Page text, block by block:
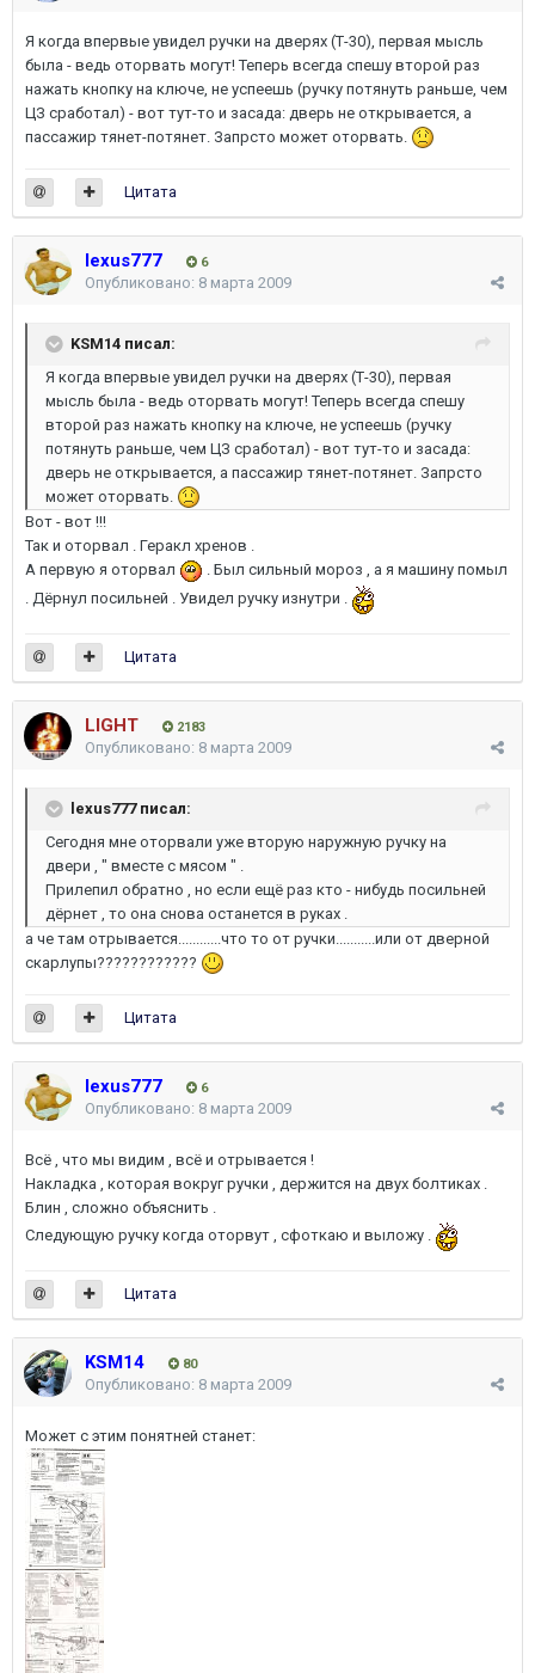
Я когда впервые увидел ручки на дверях (Т-30), первая мысль
была - ведь оторвать могут! Теперь всегда спешу второй раз
нажать кнопку на ключе, не успеешь (ручку потянуть раньше, чем
ЦЗ сработал) - вот тут-то и засада: дверь не открывается, а
пассажир тянет-потянет. Запрсто может оторвать.
Цитата
lexus777 6
Опубликовано: 8 марта 2009
KSM14 писал:
Я когда впервые увидел ручки на дверях (Т-30), первая
мысль была - ведь оторвать могут! Теперь всегда спешу
второй раз нажать кнопку на ключе, не успеешь (ручку
потянуть раньше, чем ЦЗ сработал) - вот тут-то и засада:
дверь не открывается, а пассажир тянет-потянет. Запрсто
может оторвать.
Вот - вот !!!
Так и оторвал . Геракл хренов .
А первую я оторвал
. Был сильный мороз , а я машину помыл
. Дёрнул посильней . Увидел ручку изнутри .
Цитата
LIGHT 2183
Опубликовано: 8 марта 2009
lexus777 писал:
Сегодня мне оторвали уже вторую наружную ручку на
двери , " вместе с мясом " .
Прилепил обратно , но если ещё раз кто - нибудь посильней
дёрнет , то она снова останется в руках .
а че там отрывается............что то от ручки...........или от дверной
скарлупы????????????
Цитата
lexus777 6
Опубликовано: 8 марта 2009
Всё , что мы видим , всё и отрывается !
Накладка , которая вокруг ручки , держится на двух болтиках .
Блин , сложно объяснить .
Следующую ручку когда оторвут , сфоткаю и выложу .
Цитата
KSM14 80
Опубликовано: 8 марта 2009
Может с этим понятней станет: